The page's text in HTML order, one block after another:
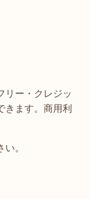
リー・クレジッ
きます。商用利
。